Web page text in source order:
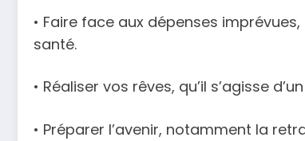
• Faire face aux dépenses
santé.
• Réaliser vos rêves, qu’il s’agisse
• Préparer l’avenir, notamment la